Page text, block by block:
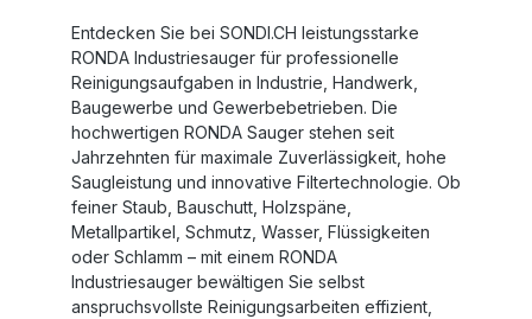
Entdecken Sie bei SONDI.CH leistungsstarke
RONDA Industriesauger für professionelle
Reinigungsaufgaben in Industrie, Handwerk,
Baugewerbe und Gewerbebetrieben. Die
hochwertigen RONDA Sauger stehen seit
Jahrzehnten für maximale Zuverlässigkeit, hohe
Saugleistung und innovative Filtertechnologie. Ob
feiner Staub, Bauschutt, Holzspäne,
Metallpartikel, Schmutz, Wasser, Flüssigkeiten
oder Schlamm – mit einem RONDA
Industriesauger bewältigen Sie selbst
anspruchsvollste Reinigungsarbeiten effizient,